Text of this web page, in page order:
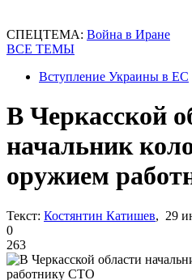
СПЕЦТЕМА: Война в Иране
ВСЕ ТЕМЫ
Вступление Украины в ЕС
В Черкасской
начальник
оружием
Текст: Костянтин Катишев, 29
0
263